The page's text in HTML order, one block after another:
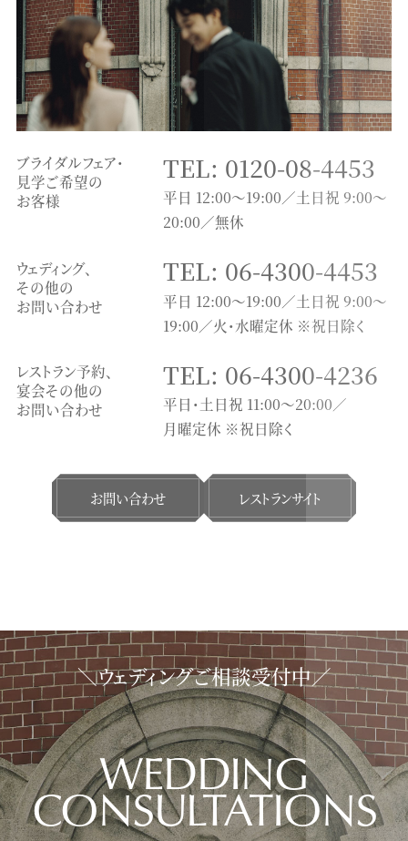
ブライダルフェア・
見学ご希望の
お客様
TEL: 0120-08-4453
平日 12:00～19:00／土日祝 9:00～
20:00／無休
ウェディング、
その他の
お問い合わせ
TEL: 06-4300-4453
平日 12:00～19:00／土日祝 9:00～
19:00／火・水曜定休 ※祝日除く
レストラン予約、
宴会その他の
お問い合わせ
TEL: 06-4300-4236
平日・土日祝 11:00〜20:00／
月曜定休 ※祝日除く
お問い合わせ レストランサイト
＼ウェディングご相談受付中／
WEDDING
CONSULTATIONS